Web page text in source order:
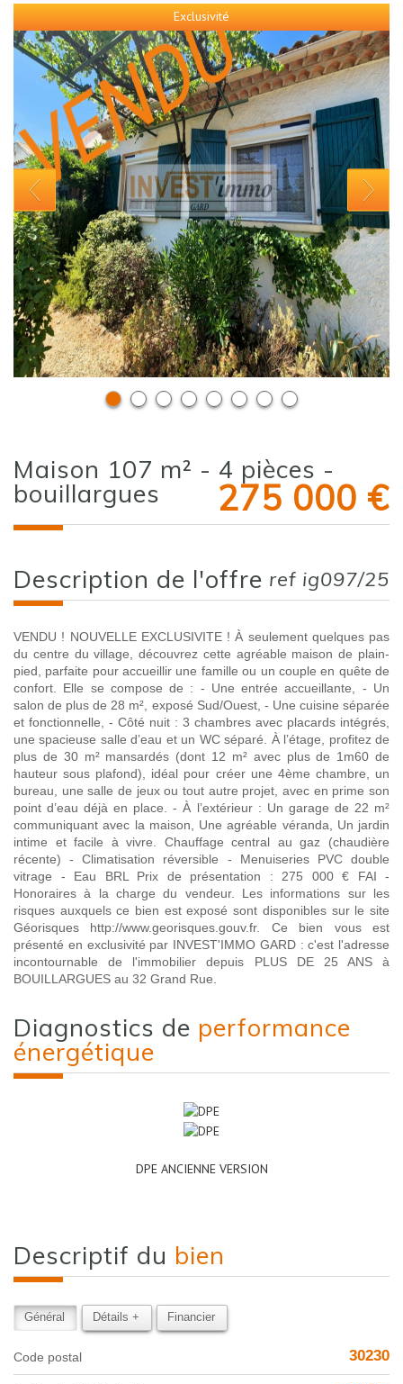
Exclusivité
maison 107 m² - 4 pièces -
bouillargues 275 000 €
description de l'offre ref ig097/25
VENDU ! NOUVELLE EXCLUSIVITE ! À seulement quelques pas
du centre du village, découvrez cette agréable maison de plain-
pied, parfaite pour accueillir une famille ou un couple en quête de
confort. Elle se compose de : - Une entrée accueillante, - Un
salon de plus de 28 m², exposé Sud/Ouest, - Une cuisine séparée
et fonctionnelle, - Côté nuit : 3 chambres avec placards intégrés,
une spacieuse salle d’eau et un WC séparé. À l’étage, profitez de
plus de 30 m² mansardés (dont 12 m² avec plus de 1m60 de
hauteur sous plafond), idéal pour créer une 4ème chambre, un
bureau, une salle de jeux ou tout autre projet, avec en prime son
point d’eau déjà en place. - À l’extérieur : Un garage de 22 m²
communiquant avec la maison, Une agréable véranda, Un jardin
intime et facile à vivre. Chauffage central au gaz (chaudière
récente) - Climatisation réversible - Menuiseries PVC double
vitrage - Eau BRL Prix de présentation : 275 000 € FAI -
Honoraires à la charge du vendeur. Les informations sur les
risques auxquels ce bien est exposé sont disponibles sur le site
Géorisques http://www.georisques.gouv.fr. Ce bien vous est
présenté en exclusivité par INVEST'IMMO GARD : c'est l'adresse
incontournable de l'immobilier depuis PLUS DE 25 ANS à
BOUILLARGUES au 32 Grand Rue.
diagnostics de performance
énergétique
DPE ANCIENNE VERSION
descriptif du bien
Général Détails + Financier
Code postal 30230